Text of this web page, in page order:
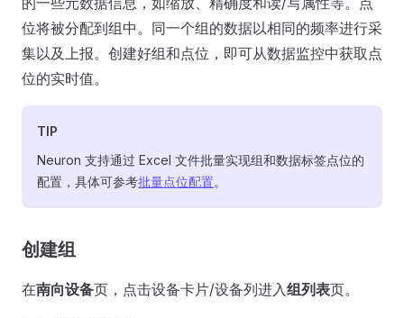
位将被分配到组中。同一个组的数据以相同的频率进行采
集以及上报。创建好组和点位，即可从数据监控中获取点
位的实时值。
TIP
Neuron 支持通过 Excel 文件批量实现组和数据标签点位的
配置，具体可参考批量点位配置。
创建组
在南向设备页，点击设备卡片/设备列进入组列表页。